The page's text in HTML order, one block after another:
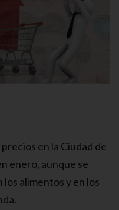
en la Ciudad de
enero, aunque se
alimentos y en los